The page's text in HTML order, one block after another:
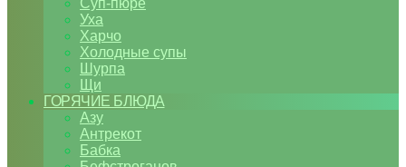
Суп-пюре
Уха
Харчо
Холодные супы
Шурпа
Щи
ГОРЯЧИЕ БЛЮДА
Азу
Антрекот
Бабка